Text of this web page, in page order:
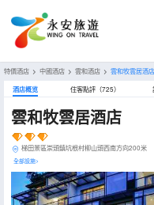
特價酒店 > 中國酒店 > 雲和酒店 > 雲和牧雲居酒店
酒店概览 住客點評（725）
雲和牧雲居酒店
梯田景區崇頭鎮坑根村柳山頭西南方向200米
全部設施>